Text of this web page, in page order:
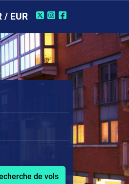
/ EUR
de vols